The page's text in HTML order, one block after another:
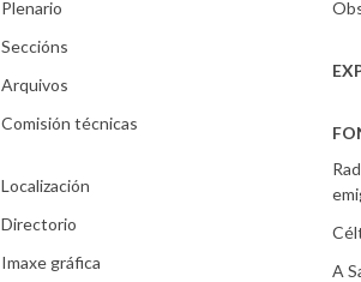
Plenario
Seccións
Arquivos
Comisión técnicas
Localización
Directorio
Imaxe gráfica
A